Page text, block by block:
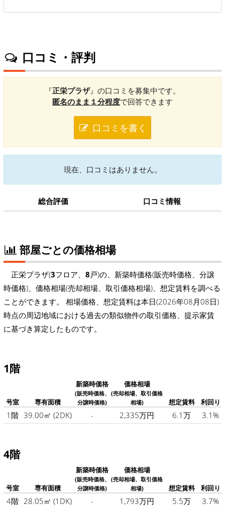
口コミ・評判
『正栄プラザ』の口コミを募集中です。
匿名のまま１分程度で回答できます
口コミを書く
現在、口コミはありません。
総合評価 口コミ情報
部屋ごとの価格相場
正栄プラザ(3フロア、 8戸)の、新築時価格(販売時価格、分譲
時価格)、価格相場(売却相場、取引価格相場)、想定賃料を調べる
ことができます。 相場価格、想定賃料は本日(2026年08月08日)
時点の周辺地域における過去の類似物件の取引価格、提示家賃
に基づき算定したものです。
1階
号室 専有面積
新築時価格
(販売時価格、
分譲時価格)
価格相場
(売却相場、取引価格
相場)
想定賃料 利回り
1階 39.00㎡ (2DK) - 2,335万円 6.1万 3.1%
4階
号室 専有面積
新築時価格
(販売時価格、
分譲時価格)
価格相場
(売却相場、取引価格
相場)
想定賃料 利回り
4階 28.05㎡ (1DK) - 1,793万円 5.5万
3.7%